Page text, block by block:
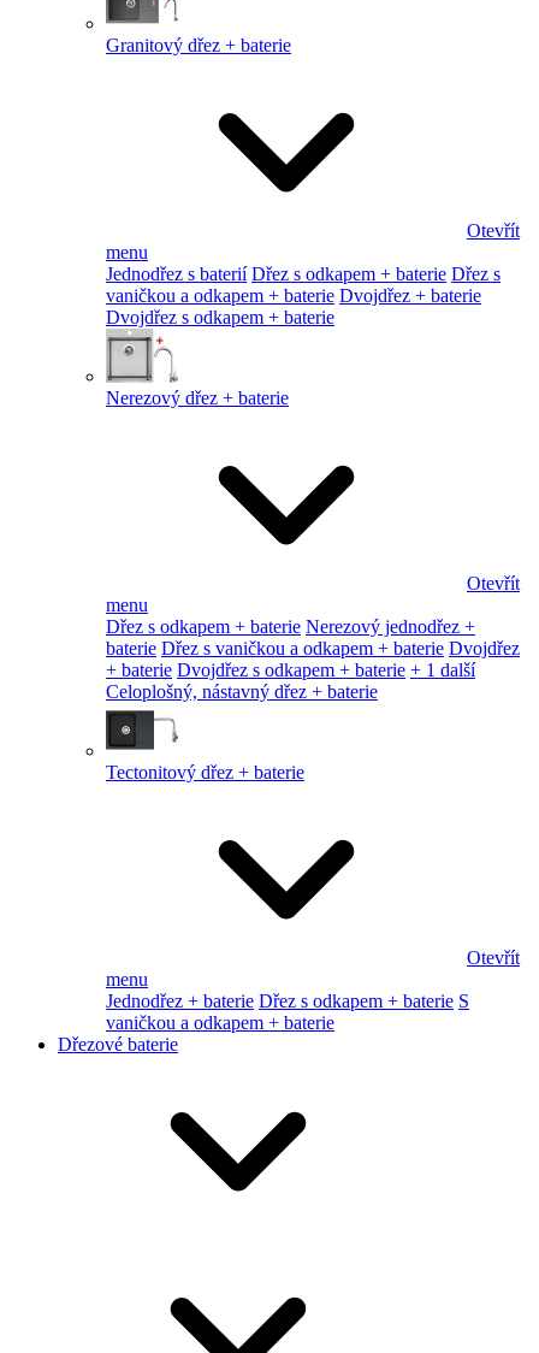
Granitový dřez + baterie
Otevřít
menu
Jednodřez s baterií Dřez s odkapem + baterie Dřez s
vaničkou a odkapem + baterie Dvojdřez + baterie
Dvojdřez s odkapem + baterie
Nerezový dřez + baterie
Otevřít
menu
Dřez s odkapem + baterie Nerezový jednodřez +
baterie Dřez s vaničkou a odkapem + baterie Dvojdřez
+ baterie Dvojdřez s odkapem + baterie + 1 další
Celoplošný, nástavný dřez + baterie
Tectonitový dřez + baterie
Otevřít
menu
Jednodřez + baterie Dřez s odkapem + baterie S
vaničkou a odkapem + baterie
Dřezové baterie